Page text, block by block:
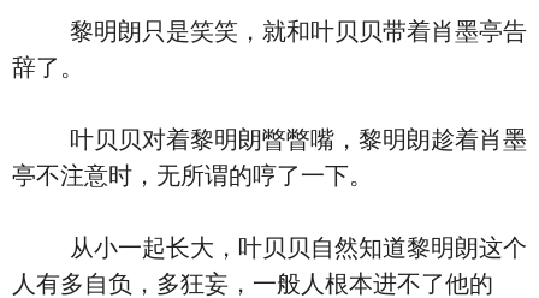
黎明朗只是笑笑，就和叶贝贝带着肖墨亭告
辞了。
叶贝贝对着黎明朗瞥瞥嘴，黎明朗趁着肖墨
亭不注意时，无所谓的哼了一下。
从小一起长大，叶贝贝自然知道黎明朗这个
人有多自负，多狂妄，一般人根本进不了他的